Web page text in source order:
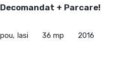
+ Parcare!
Iasi 36 mp 2016